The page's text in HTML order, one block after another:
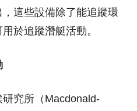
這些設備除了能追蹤環
於追蹤潛艇活動。
究所（Macdonald-